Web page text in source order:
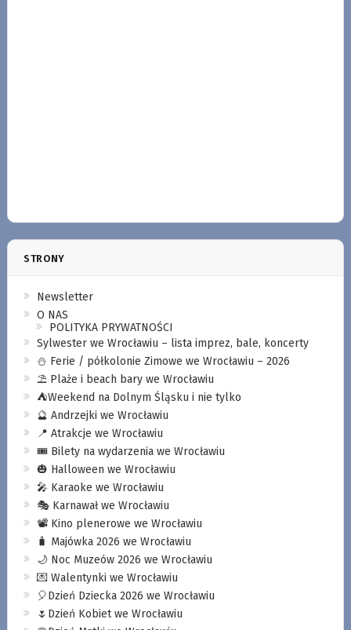
STRONY
Newsletter
O NAS
POLITYKA PRYWATNOŚCI
Sylwester we Wrocławiu – lista imprez, bale, koncerty
⛄️ Ferie / półkolonie Zimowe we Wrocławiu – 2026
⛱️ Plaże i beach bary we Wrocławiu
⛺️Weekend na Dolnym Śląsku i nie tylko
🔮 Andrzejki we Wrocławiu
📍 Atrakcje we Wrocławiu
🎟️ Bilety na wydarzenia we Wrocławiu
🎃 Halloween we Wrocławiu
🎤 Karaoke we Wrocławiu
🎭 Karnawał we Wrocławiu
📽️ Kino plenerowe we Wrocławiu
🧳 Majówka 2026 we Wrocławiu
🌙 Noc Muzeów 2026 we Wrocławiu
💌 Walentynki we Wrocławiu
🎈Dzień Dziecka 2026 we Wrocławiu
🌷Dzień Kobiet we Wrocławiu